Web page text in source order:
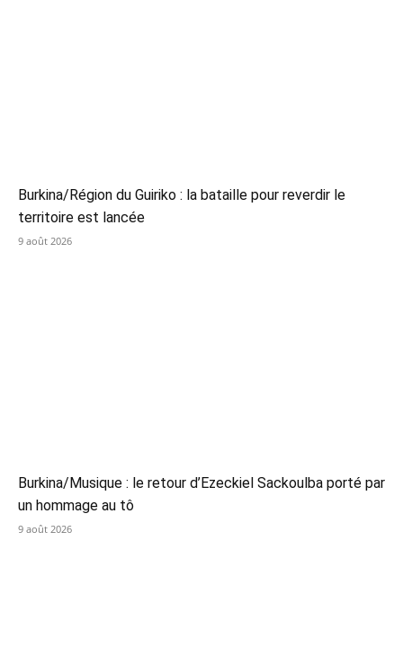
Burkina/Région du Guiriko : la bataille pour reverdir le
territoire est lancée
9 août 2026
Burkina/Musique : le retour d’Ezeckiel Sackoulba porté par
un hommage au tô
9 août 2026